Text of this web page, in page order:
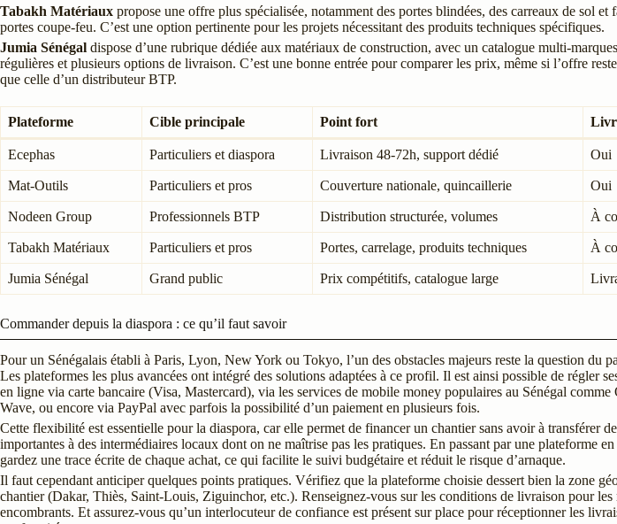
Tabakh Matériaux propose une offre plus spécialisée, notamment des portes blindées, des carreaux de sol et
portes coupe-feu. C’est une option pertinente pour les projets nécessitant des produits techniques spécifiques.
Jumia Sénégal dispose d’une rubrique dédiée aux matériaux de construction, avec un catalogue multi-
régulières et plusieurs options de livraison. C’est une bonne entrée pour comparer les prix, même si l’offre
que celle d’un distributeur BTP.
Plateforme Cible principale Point fort
Ecephas Particuliers et diaspora Livraison 48-72h, support dédié Oui
Mat-Outils Particuliers et pros Couverture nationale, quincaillerie Oui
Nodeen Group Professionnels BTP Distribution structurée, volumes À
Tabakh Matériaux Particuliers et pros Portes, carrelage, produits techniques À
Jumia Sénégal Grand public Prix compétitifs, catalogue large
Commander depuis la diaspora : ce qu’il faut savoir
Pour un Sénégalais établi à Paris, Lyon, New York ou Tokyo, l’un des obstacles majeurs reste la question du
Les plateformes les plus avancées ont intégré des solutions adaptées à ce profil. Il est ainsi possible de régler
en ligne via carte bancaire (Visa, Mastercard), via les services de mobile money populaires au Sénégal
Wave, ou encore via PayPal avec parfois la possibilité d’un paiement en plusieurs fois.
Cette flexibilité est essentielle pour la diaspora, car elle permet de financer un chantier sans avoir à transférer
importantes à des intermédiaires locaux dont on ne maîtrise pas les pratiques. En passant par une plateforme
gardez une trace écrite de chaque achat, ce qui facilite le suivi budgétaire et réduit le risque d’arnaque.
Il faut cependant anticiper quelques points pratiques. Vérifiez que la plateforme choisie dessert bien la zone
chantier (Dakar, Thiès, Saint-Louis, Ziguinchor, etc.). Renseignez-vous sur les conditions de livraison pour les
encombrants. Et assurez-vous qu’un interlocuteur de confiance est présent sur place pour réceptionner les